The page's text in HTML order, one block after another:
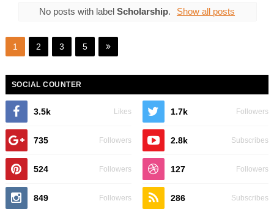
No posts with label Scholarship. Show all posts
1 2 3 5
SOCIAL COUNTER
3.5k Likes 1.7k Followers
735 Followers 2.8k Subscribes
524 Followers 127 Followers
849 Followers 286 Subscribes